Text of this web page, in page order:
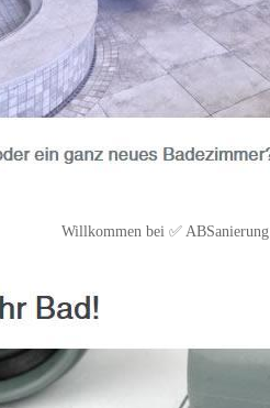
Willkommen bei ✅ ABSanierung